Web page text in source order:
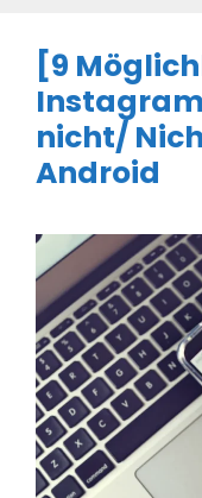
[9
nicht/
Android